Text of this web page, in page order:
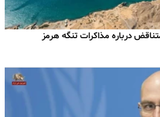
درباره مذاکرات تنگه هرمز